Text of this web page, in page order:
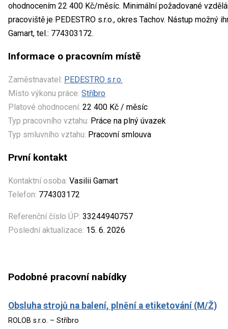
ohodnocením 22 400 Kč/měsíc. Minimální požadované
pracoviště je PEDESTRO s.r.o., okres Tachov. Nástup možný
Gamart, tel.: 774303172.
Informace o pracovním místě
Zaměstnavatel: PEDESTRO s.r.o.
Místo výkonu práce: Stříbro
Platové ohodnocení: 22 400 Kč / měsíc
Typ pracovního vztahu: Práce na plný úvazek
Typ smluvního vztahu: Pracovní smlouva
První kontakt
Kontaktní osoba: Vasilii Gamart
Telefon: 774303172
Referenční číslo ÚP: 33244940757
Poslední aktualizace: 15. 6. 2026
Podobné pracovní nabídky
Obsluha strojů na balení, plnění a etiketování (M/Ž)
ROLOB s.r.o. – Stříbro